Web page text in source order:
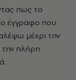
πως το
έγγραφο που
μέχρι την
την πλήρη